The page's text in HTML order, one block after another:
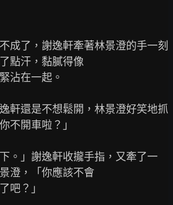
了，謝逸軒牽著林景澄的手一刻
點汗，黏膩得像
沾在一起。
還是不想鬆開，林景澄好笑地抓
不開車啦？」
」謝逸軒收攏手指，又牽了一
澄，「你應該不會
吧？」